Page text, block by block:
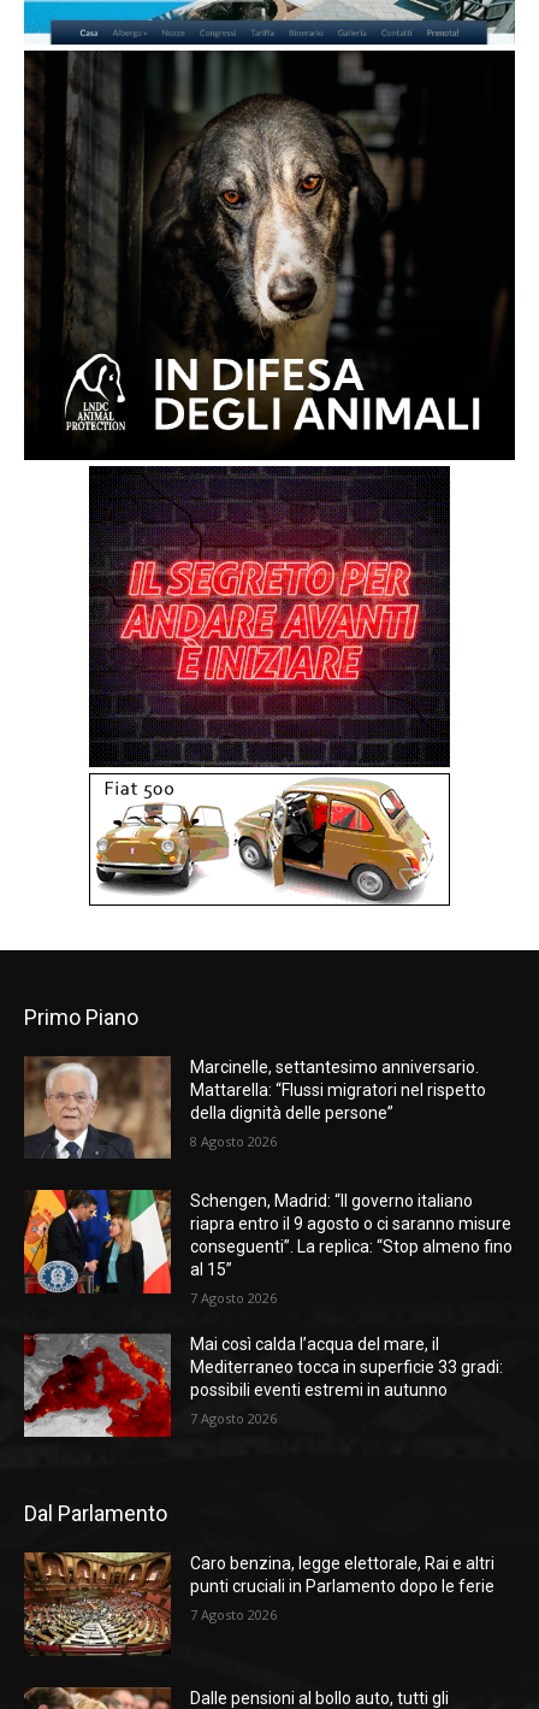
Primo Piano
Marcinelle, settantesimo anniversario.
Mattarella: “Flussi migratori nel rispetto
della dignità delle persone”
8 Agosto 2026
Schengen, Madrid: “Il governo italiano
riapra entro il 9 agosto o ci saranno misure
conseguenti”. La replica: “Stop almeno fino
al 15”
7 Agosto 2026
Mai così calda l’acqua del mare, il
Mediterraneo tocca in superficie 33 gradi:
possibili eventi estremi in autunno
7 Agosto 2026
Dal Parlamento
Caro benzina, legge elettorale, Rai e altri
punti cruciali in Parlamento dopo le ferie
7 Agosto 2026
Dalle pensioni al bollo auto, tutti gli